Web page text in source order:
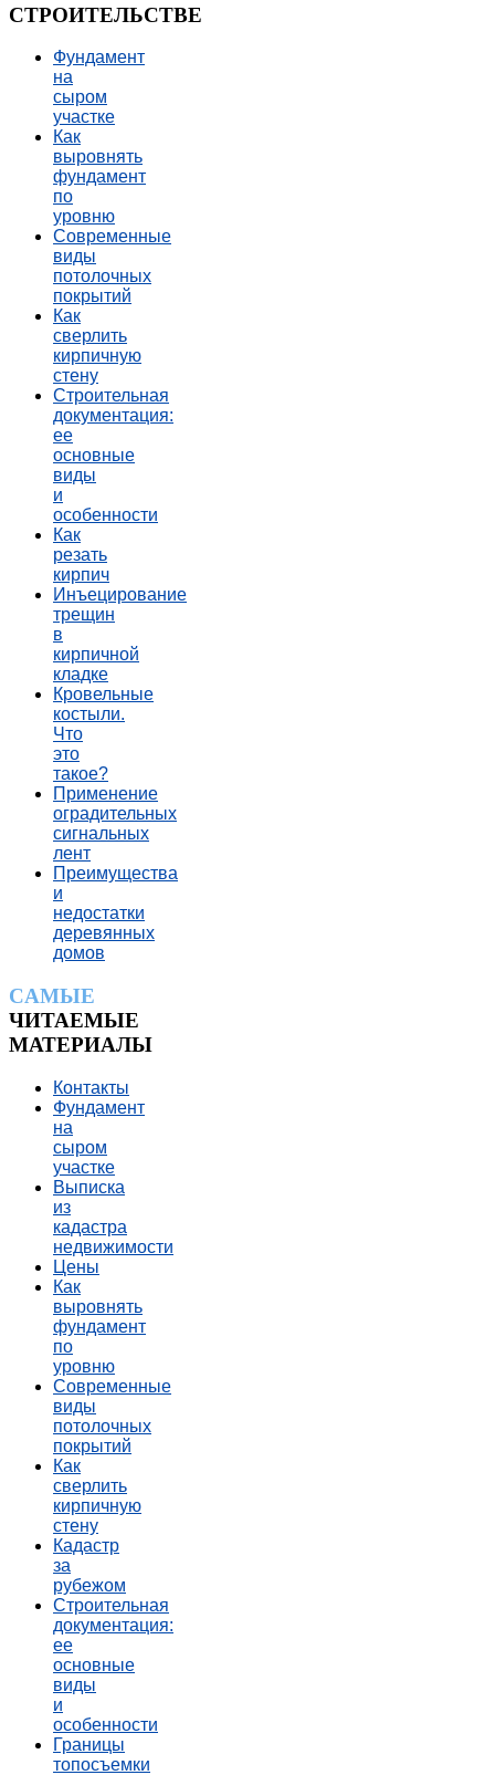
СТРОИТЕЛЬСТВЕ
Фундамент
на
сыром
участке
Как
выровнять
фундамент
по
уровню
Современные
виды
потолочных
покрытий
Как
сверлить
кирпичную
стену
Строительная
документация:
ее
основные
виды
и
особенности
Как
резать
кирпич
Инъецирование
трещин
в
кирпичной
кладке
Кровельные
костыли.
Что
это
такое?
Применение
оградительных
сигнальных
лент
Преимущества
и
недостатки
деревянных
домов
CАМЫЕ
ЧИТАЕМЫЕ
МАТЕРИАЛЫ
Контакты
Фундамент
на
сыром
участке
Выписка
из
кадастра
недвижимости
Цены
Как
выровнять
фундамент
по
уровню
Современные
виды
потолочных
покрытий
Как
сверлить
кирпичную
стену
Кадастр
за
рубежом
Строительная
документация:
ее
основные
виды
и
особенности
Границы
топосъемки